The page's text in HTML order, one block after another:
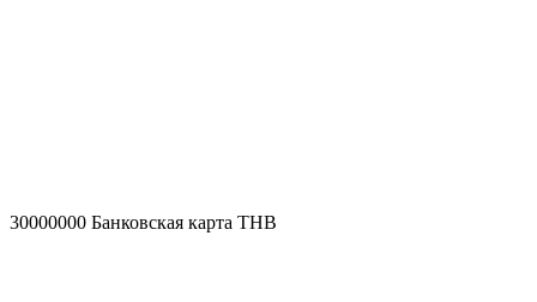
30000000 Банковская карта THB